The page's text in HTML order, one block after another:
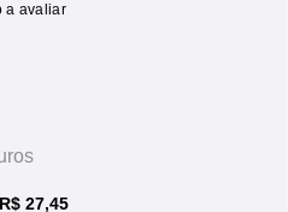
a avaliar
27,45